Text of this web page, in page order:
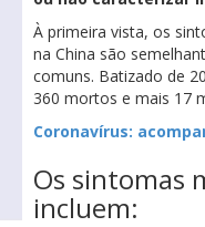
À primeira vista, os
na China são
comuns. Batizado de
360 mortos e mais 17
Coronavírus:
Os sintomas
incluem: